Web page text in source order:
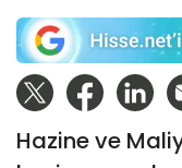
Hazine ve